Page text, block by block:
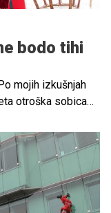
bodo tihi
mojih izkušnjah
otroška sobica
seboj brez
ruvanja za igrače,
Miklavž,
le pridne